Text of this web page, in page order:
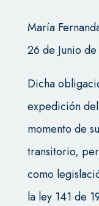
María
26 de Junio
Dicha
expedición
momento de
transitorio,
como
la ley 141 de